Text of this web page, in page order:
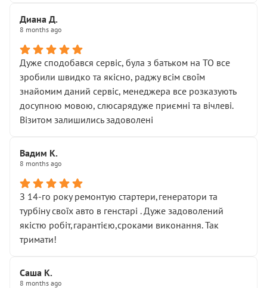
Диана Д.
8 months ago
Дуже сподобався сервіс, була з батьком на ТО все
зробили швидко та якісно, раджу всім своїм
знайомим даний сервіс, менеджера все розказують
досупною мовою, слюсарядуже приємні та вічлеві.
Візитом залишились задоволені
Вадим К.
8 months ago
З 14-го року ремонтую стартери,генератори та
турбіну своїх авто в генстарі . Дуже задоволений
якістю робіт,гарантією,сроками виконання. Так
тримати!
Саша К.
8 months ago